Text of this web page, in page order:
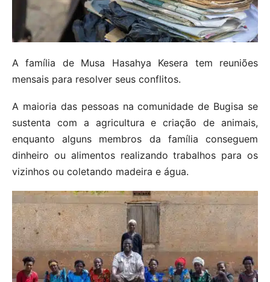
A família de Musa Hasahya Kesera tem reuniões
mensais para resolver seus conflitos.
A maioria das pessoas na comunidade de Bugisa se
sustenta com a agricultura e criação de animais,
enquanto alguns membros da família conseguem
dinheiro ou alimentos realizando trabalhos para os
vizinhos ou coletando madeira e água.